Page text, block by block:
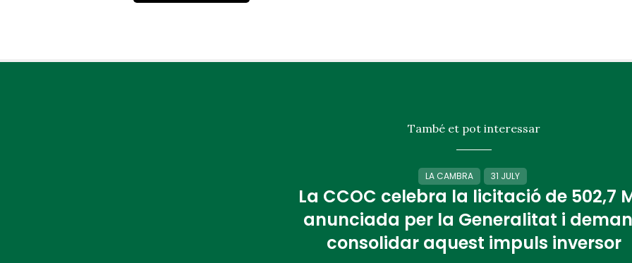
També et pot interessar
LA CAMBRA 31 JULY
La CCOC celebra la licitació de 502,7
anunciada per la Generalitat i
consolidar aquest impuls inversor